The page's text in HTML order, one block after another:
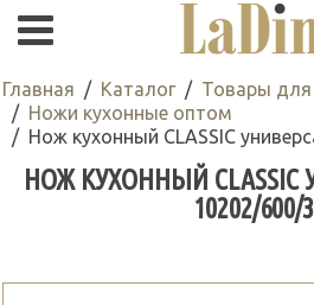
Главная Каталог
Товары для
Ножи кухонные оптом
Нож кухонный CLASSIC
НОЖ КУХОННЫЙ
10202/600/